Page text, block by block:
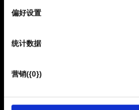
部分需要使用 Cookies 的是为了让
馈，以便网站将更好地服务于您。例
也可能与我们的合作伙伴分享我们
使用所有这些非强制性的 Cookie 都
偏好设置
统计数据
营销({0})
本地化